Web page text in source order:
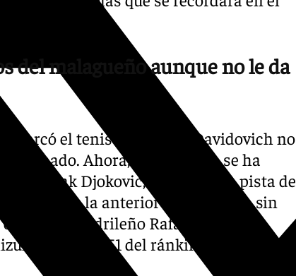
del malagueño aunque no le da
marcó el tenista español, Davidovich no
eliminado. Ahora, el rinconero se ha
a Novak Djokovic, número 1 en pista de
su rival de la anterior eliminatoria sin
el madrileño Rafa Jódar al no
número 151 del ránking ATP y